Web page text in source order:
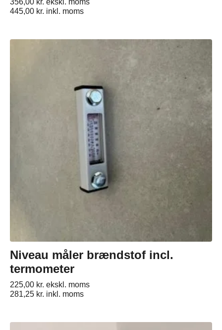
356,00 kr. ekskl. moms
445,00 kr. inkl. moms
Niveau måler brændstof incl.
termometer
225,00 kr. ekskl. moms
281,25 kr. inkl. moms